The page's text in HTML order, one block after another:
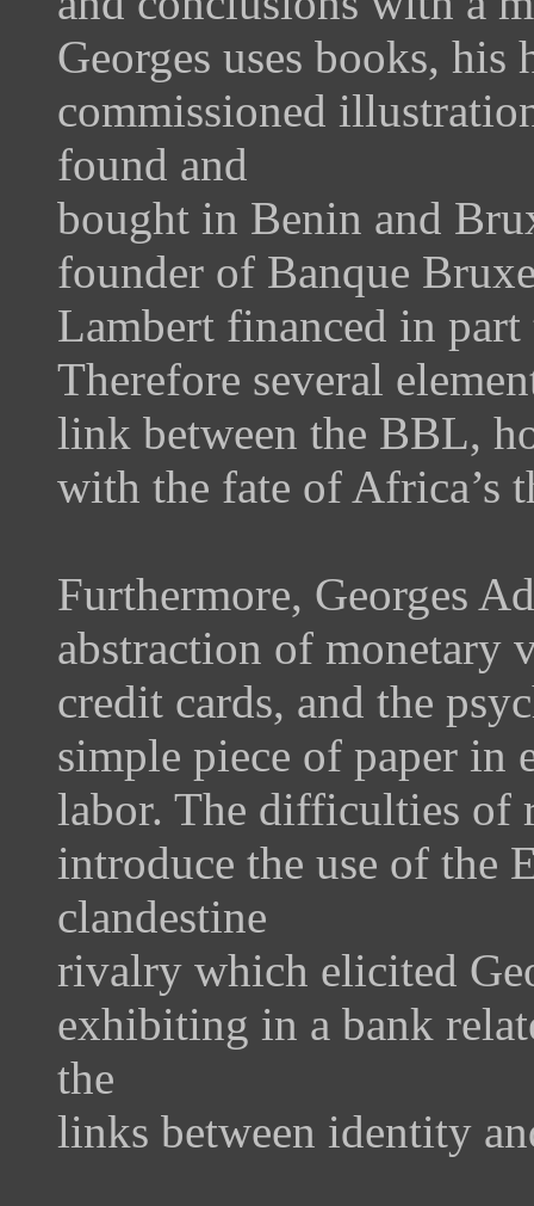
Georges uses books,
commissioned
found and
bought in Benin and
founder of Banque
Lambert financed in
Therefore several
link between the BBL,
with the fate of Africa’s
Furthermore, Georges
abstraction of monetary
credit cards, and the
simple piece of paper in
labor. The difficulties of
introduce the use of the
clandestine
rivalry which elicited
exhibiting in a bank
the
links between identity